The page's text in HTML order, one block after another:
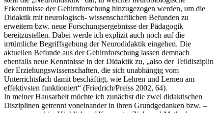
Erkenntnisse der Gehirnforschung hinzugezogen werden, um die
Didaktik mit neurologisch- wissenschaftlichen Befunden zu
erweitern bzw. neue Forschungsergebnisse der Pädagogik
bereitzustellen. Dabei werde ich explizit auch noch auf die
irrtümliche Begriffsgebung der Neurodidaktik eingehen. Die
aktuellen Befunde aus der Gehirnforschung lassen demnach
ebenfalls neue Kenntnisse in der Didaktik zu, „also der Teildisziplin
der Erziehungswissenschaften, die sich unabhängig vom
Unterrichtsfach damit beschäftigt, wie Lehren und Lernen am
effektivsten funktioniert“ (Friedrich/Preiss 2002, 64).
In meiner Hausarbeit möchte ich zunächst die zwei didaktischen
Disziplinen getrennt voneinander in ihren Grundgedanken bzw. –